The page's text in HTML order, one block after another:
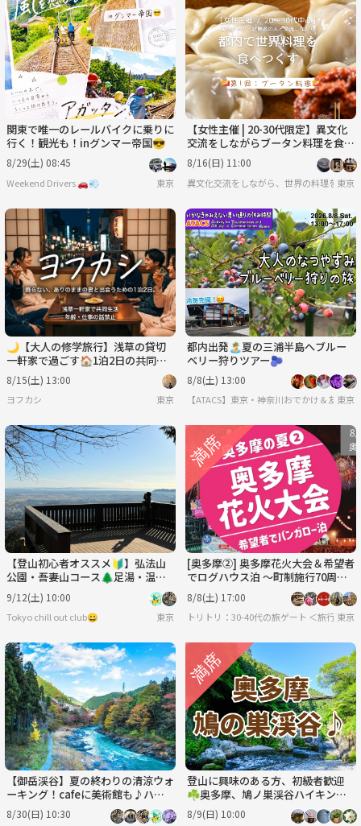
関東で唯一のレールバイクに乗りに
行く！観光も！inグンマー帝国😎
8/29(土) 08:45
Weekend Drivers 🚗💨 東京
【女性主催 | 20-30代限定】異文化
交流をしながらブータン料理を食べ
よう
8/16(日) 11:00
異文化交流をしながら、世界の料理を食べ
東京
🌙【大人の修学旅行】浅草の貸切
一軒家で過ごす🏠1泊2日の共同生
活「ヨフカシ」 ✨
8/15(土) 13:00
ヨフカシ 東京
都内出発🏝️夏の三浦半島へブルー
ベリー狩りツアー🫐
8/8(土) 13:00
【ATACS】東京・神奈川おでかけ＆友達
東京
【登山初心者オススメ🔰】弘法山
公園・吾妻山コース🌲足湯・温泉
付き＆調布花火大会🎇マシマシ企
画！！
9/12(土) 10:00
Tokyo chill out club😀 東京
[奥多摩②] 奥多摩花火大会＆希望者
でログハウス泊 〜町制施行70周年
記念大会 ＆ 奥氷川神社のお祭り
も！354
8/8(土) 17:00
トリトリ：30-40代の旅ゲート ＜旅行・世
東京
【御岳渓谷】夏の終わりの清涼ウォ
ーキング！cafeに美術館も♪ハイ
キング初心者オススメ🔰
8/30(日) 10:30
登山に興味のある方、初級者歓迎
☘️奥多摩、鳩ノ巣渓谷ハイキン
グ、地元料理・希望者は温泉、
8/9(日) 10:00